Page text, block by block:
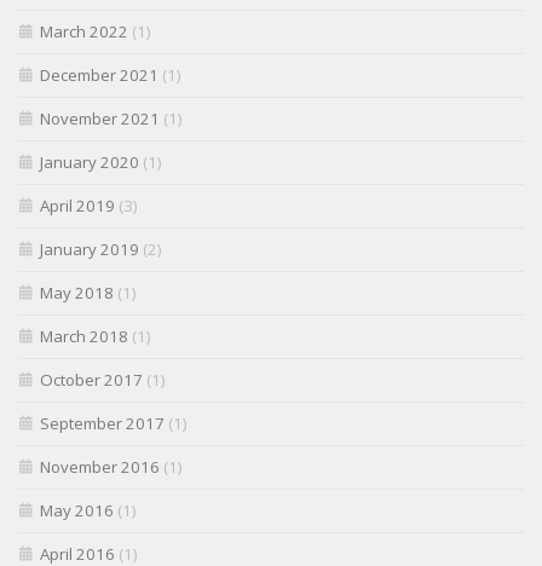
March 2022 (1)
December 2021 (1)
November 2021 (1)
January 2020 (1)
April 2019 (3)
January 2019 (2)
May 2018 (1)
March 2018 (1)
October 2017 (1)
September 2017 (1)
November 2016 (1)
May 2016 (1)
April 2016 (1)